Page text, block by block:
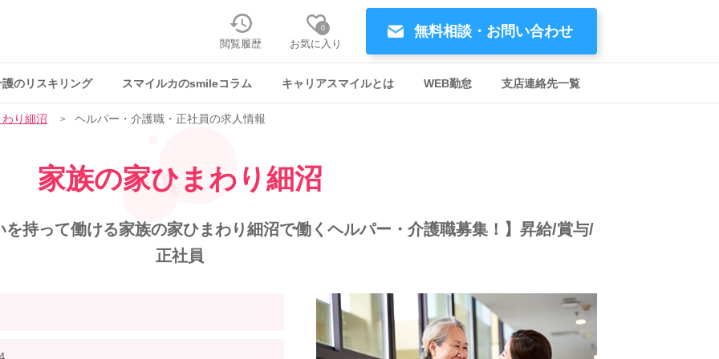
無料相談・お問い合わせ
閲覧履歴
0
お気に入り
護のリスキリング スマイルカのsmileコラム キャリアスマイルとは WEB勤怠 支店連絡先一覧
り細沼 ヘルパー・介護職・正社員の求人情報
家族の家ひまわり細沼
持って働ける家族の家ひまわり細沼で働くヘルパー・介護職募集！】昇給/賞与/
正社員